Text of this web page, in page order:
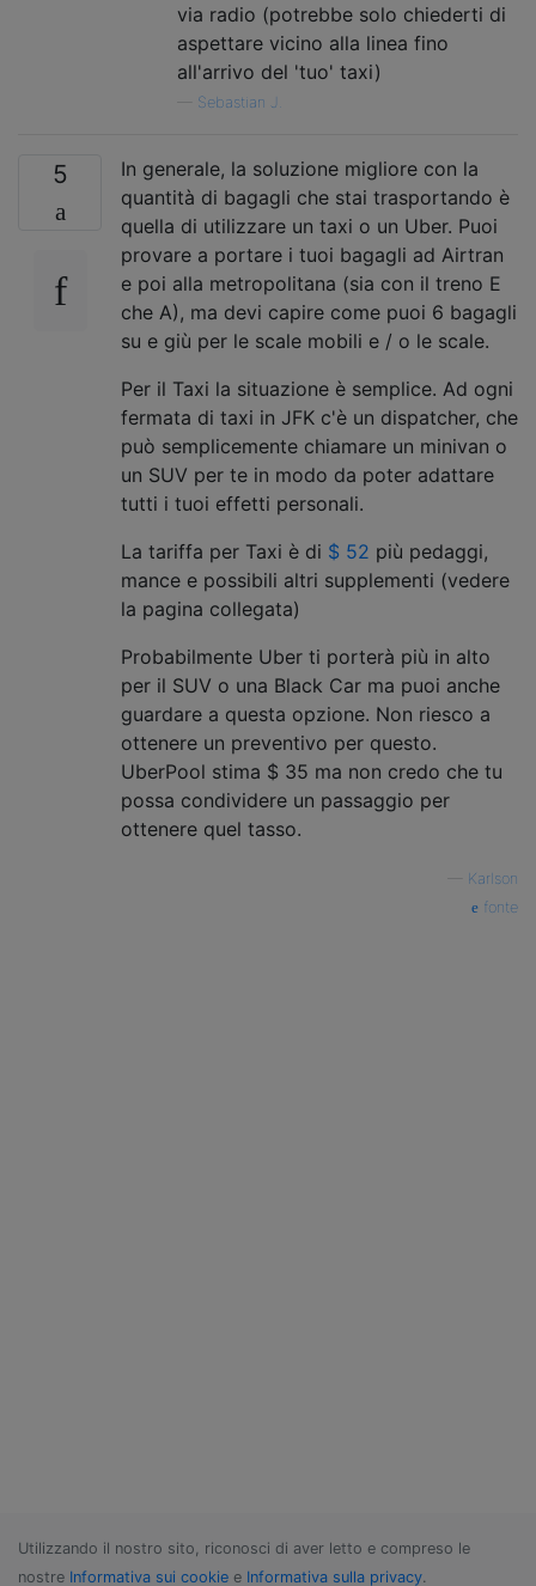
via radio (potrebbe solo chiederti di
aspettare vicino alla linea fino
all'arrivo del 'tuo' taxi)
Sebastian J.
5
In generale, la soluzione migliore con la
quantità di bagagli che stai trasportando è
quella di utilizzare un taxi o un Uber. Puoi
provare a portare i tuoi bagagli ad Airtran
e poi alla metropolitana (sia con il treno E
che A), ma devi capire come puoi 6 bagagli
su e giù per le scale mobili e / o le scale.
Per il Taxi la situazione è semplice. Ad ogni
fermata di taxi in JFK c'è un dispatcher, che
può semplicemente chiamare un minivan o
un SUV per te in modo da poter adattare
tutti i tuoi effetti personali.
La tariffa per Taxi è di $ 52 più pedaggi,
mance e possibili altri supplementi (vedere
la pagina collegata)
Probabilmente Uber ti porterà più in alto
per il SUV o una Black Car ma puoi anche
guardare a questa opzione. Non riesco a
ottenere un preventivo per questo.
UberPool stima $ 35 ma non credo che tu
possa condividere un passaggio per
ottenere quel tasso.
Karlson
fonte
Utilizzando il nostro sito, riconosci di aver letto e compreso le
nostre Informativa sui cookie e Informativa sulla privacy.